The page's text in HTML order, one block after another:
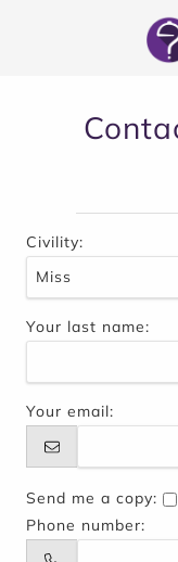
Civility:
Your last name:
Your email:
Send me a copy:
Phone number: